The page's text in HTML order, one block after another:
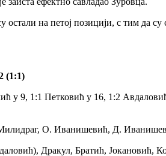
на петој позицији, с тим да
у 9, 1:1 Петковић у 16, 1:2
О. Иванишевић, Д.
Дракул, Братић, Јокановић,